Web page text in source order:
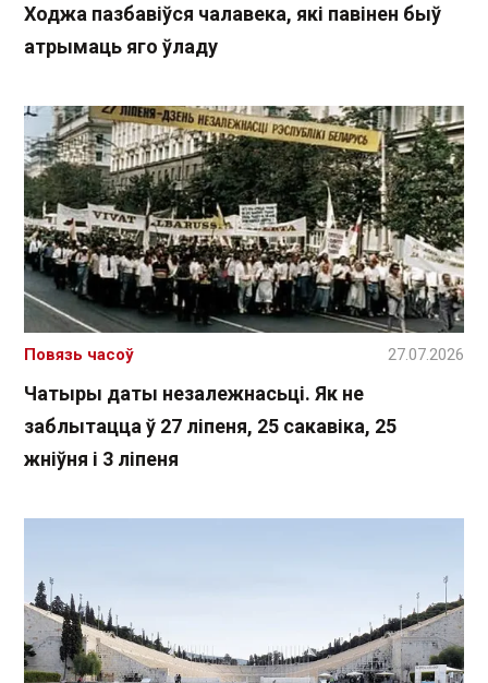
Ходжа пазбавіўся чалавека, які павінен быў
атрымаць яго ўладу
Чатыры даты незалежнасьці. Як не
заблытацца ў 27 ліпеня, 25 сакавіка, 25
жніўня і 3 ліпеня
Повязь часоў 27.07.2026